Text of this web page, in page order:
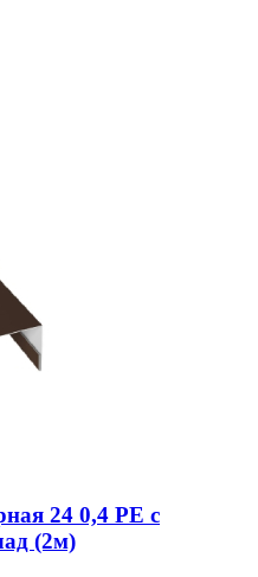
24 0,4 PE с
(2м)